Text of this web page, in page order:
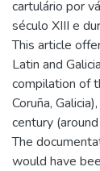
cartulário por
século XIII e
This article
Latin and
compilation of
Coruña,
century
The
would have